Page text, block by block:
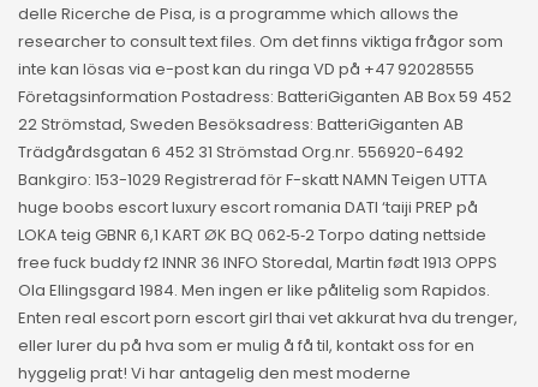
delle Ricerche de Pisa, is a programme which allows the
researcher to consult text files. Om det finns viktiga frågor som
inte kan lösas via e-post kan du ringa VD på +47 92028555
Företagsinformation Postadress: BatteriGiganten AB Box 59 452
22 Strömstad, Sweden Besöksadress: BatteriGiganten AB
Trädgårdsgatan 6 452 31 Strömstad Org.nr. 556920-6492
Bankgiro: 153-1029 Registrerad för F-skatt NAMN Teigen UTTA
huge boobs escort luxury escort romania DATI ‘taiji PREP på
LOKA teig GBNR 6,1 KART ØK BQ 062‑5‑2 Torpo dating nettside
free fuck buddy f2 INNR 36 INFO Storedal, Martin født 1913 OPPS
Ola Ellingsgard 1984. Men ingen er like pålitelig som Rapidos.
Enten real escort porn escort girl thai vet akkurat hva du trenger,
eller lurer du på hva som er mulig å få til, kontakt oss for en
hyggelig prat! Vi har antagelig den mest moderne